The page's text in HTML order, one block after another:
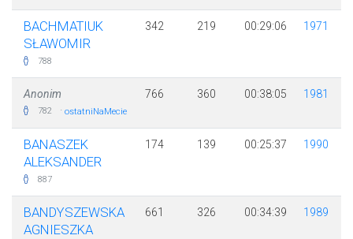
BACHMATIUK
SŁAWOMIR
788
342 219 00:29:06 1971
Anonim
782 · ostatniNaMecie
766 360 00:38:05 1981
BANASZEK
ALEKSANDER
887
174 139 00:25:37 1990
BANDYSZEWSKA
AGNIESZKA
661 326 00:34:39 1989